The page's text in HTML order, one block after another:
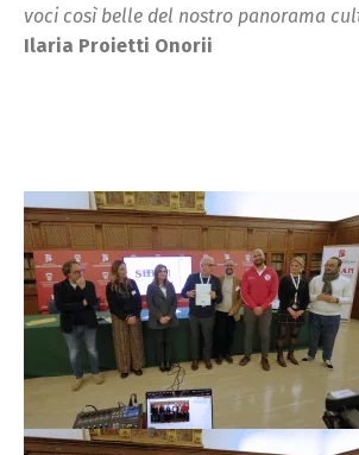
voci così belle del nostro panorama
Ilaria Proietti Onorii